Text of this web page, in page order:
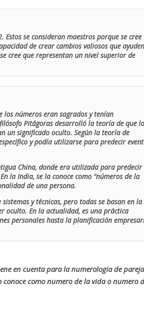
se consideran maestros porque se cree
de crear cambios valiosos que
cree que representan un nivel superior de
los números eran sagrados y tenían
Pitágoras desarrolló la teoría de que
un significado oculto. Según la teoría de
y podía utilizarse para predecir
China, donde era utilizada para predecir
la India, se la conoce como “números de la
de una persona.
y técnicas, pero todas se basan en la
oculto. En la actualidad, es una práctica
personales hasta la planificación
en cuenta para la numerologia de
como numero de la vida o numero